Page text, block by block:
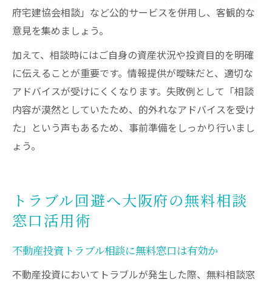
府宅建協会相談」など公的サービスを併用し、客観的な
意見を集めましょう。
加えて、相談時にはご自身の資産状況や投資目的を明確
に伝えることが重要です。情報提供が曖昧だと、適切な
アドバイスが受けにくくなります。失敗例として「相談
内容が漠然としていたため、的外れなアドバイスを受け
た」という声もあるため、事前準備をしっかり行いまし
ょう。
トラブル回避へ大阪府の無料相談
窓口活用術
不動産投資トラブル相談に無料窓口は有効か
不動産投資においてトラブルが発生した際、無料相談窓